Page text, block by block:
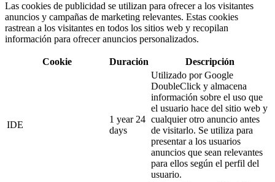
Las cookies de publicidad se utilizan para ofrecer a los visitantes
anuncios y campañas de marketing relevantes. Estas cookies
rastrean a los visitantes en todos los sitios web y recopilan
información para ofrecer anuncios personalizados.
Cookie Duración Descripción
IDE
1 year 24
days
Utilizado por Google
DoubleClick y almacena
información sobre el uso que
el usuario hace del sitio web y
cualquier otro anuncio antes
de visitarlo. Se utiliza para
presentar a los usuarios
anuncios que sean relevantes
para ellos según el perfil del
usuario.